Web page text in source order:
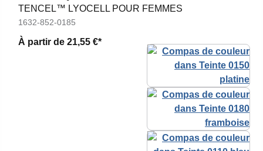
TENCEL™ LYOCELL POUR FEMMES
1632-852-0185
À partir de 21,55 €*